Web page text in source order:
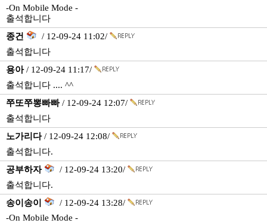
-On Mobile Mode -
출석합니다
종건
/ 12-09-24 11:02/
출석합니다
용아/ 12-09-24 11:17/
출석합니다 .... ^^
쭈또쭈뽕빠빠/ 12-09-24 12:07/
출석합니다
노가리다/ 12-09-24 12:08/
출석합니다.
공부하자
/ 12-09-24 13:20/
출석합니다.
송이송이
/ 12-09-24 13:28/
-On Mobile Mode -